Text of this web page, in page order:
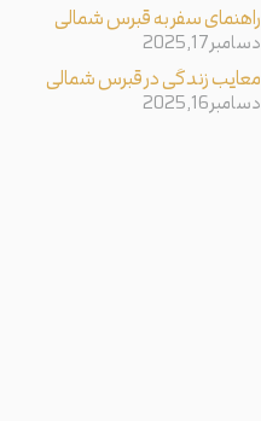
راهنمای سفر به قبرس شمالی
دسامبر 17, 2025
معایب زندگی در قبرس شمالی
دسامبر 16, 2025